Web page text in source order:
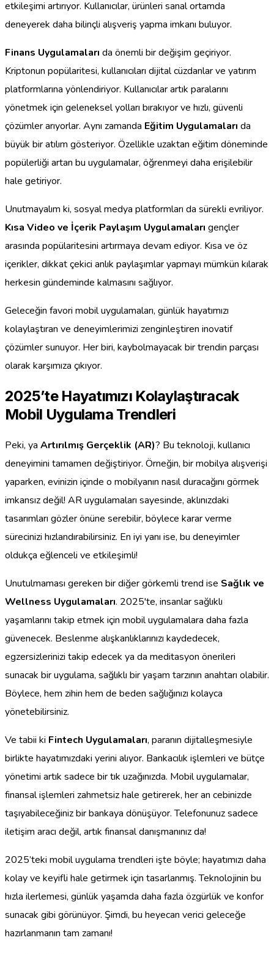
etkileşimi artırıyor. Kullanıcılar, ürünleri sanal ortamda
deneyerek daha bilinçli alışveriş yapma imkanı buluyor.
Finans Uygulamaları da önemli bir değişim geçiriyor.
Kriptonun popülaritesi, kullanıcıları dijital cüzdanlar ve yatırım
platformlarına yönlendiriyor. Kullanıcılar artık paralarını
yönetmek için geleneksel yolları bırakıyor ve hızlı, güvenli
çözümler arıyorlar. Aynı zamanda Eğitim Uygulamaları da
büyük bir atılım gösteriyor. Özellikle uzaktan eğitim döneminde
popülerliği artan bu uygulamalar, öğrenmeyi daha erişilebilir
hale getiriyor.
Unutmayalım ki, sosyal medya platformları da sürekli evriliyor.
Kısa Video ve İçerik Paylaşım Uygulamaları gençler
arasında popülaritesini artırmaya devam ediyor. Kısa ve öz
içerikler, dikkat çekici anlık paylaşımlar yapmayı mümkün kılarak
herkesin gündeminde kalmasını sağlıyor.
Geleceğin favori mobil uygulamaları, günlük hayatımızı
kolaylaştıran ve deneyimlerimizi zenginleştiren inovatif
çözümler sunuyor. Her biri, kaybolmayacak bir trendin parçası
olarak karşımıza çıkıyor.
2025’te Hayatımızı Kolaylaştıracak
Mobil Uygulama Trendleri
Peki, ya Artırılmış Gerçeklik (AR)? Bu teknoloji, kullanıcı
deneyimini tamamen değiştiriyor. Örneğin, bir mobilya alışverişi
yaparken, evinizin içinde o mobilyanın nasıl duracağını görmek
imkansız değil! AR uygulamaları sayesinde, aklınızdaki
tasarımları gözler önüne serebilir, böylece karar verme
sürecinizi hızlandırabilirsiniz. En iyi yanı ise, bu deneyimler
oldukça eğlenceli ve etkileşimli!
Unutulmaması gereken bir diğer görkemli trend ise Sağlık ve
Wellness Uygulamaları. 2025'te, insanlar sağlıklı
yaşamlarını takip etmek için mobil uygulamalara daha fazla
güvenecek. Beslenme alışkanlıklarınızı kaydedecek,
egzersizlerinizi takip edecek ya da meditasyon önerileri
sunacak bir uygulama, sağlıklı bir yaşam tarzının anahtarı olabilir.
Böylece, hem zihin hem de beden sağlığınızı kolayca
yönetebilirsiniz.
Ve tabii ki Fintech Uygulamaları, paranın dijitalleşmesiyle
birlikte hayatımızdaki yerini alıyor. Bankacılık işlemleri ve bütçe
yönetimi artık sadece bir tık uzağınızda. Mobil uygulamalar,
finansal işlemleri zahmetsiz hale getirerek, her an cebinizde
taşıyabileceğiniz bir bankaya dönüşüyor. Telefonunuz sadece
iletişim aracı değil, artık finansal danışmanınız da!
2025’teki mobil uygulama trendleri işte böyle; hayatımızı daha
kolay ve keyifli hale getirmek için tasarlanmış. Teknolojinin bu
hızla ilerlemesi, günlük yaşamda daha fazla özgürlük ve konfor
sunacak gibi görünüyor. Şimdi, bu heyecan verici geleceğe
hazırlanmanın tam zamanı!